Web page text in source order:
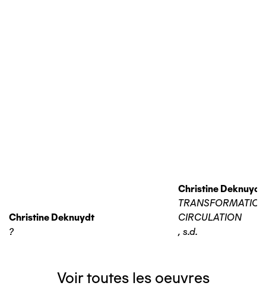
Christine Deknuydt
?
Christine Deknuydt
TRANSFORMATION
CIRCULATION
, s.d.
Voir toutes les oeuvres